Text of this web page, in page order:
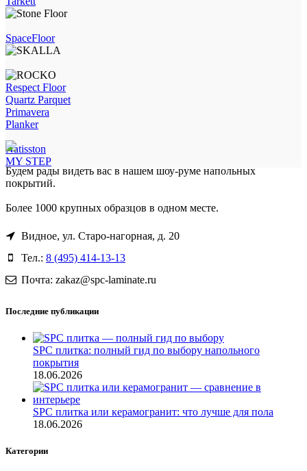
SpaceFloor
Respect Floor
Quartz Parquet
Primavera
Planker
Natisston
MY STEP
Будем рады видеть вас в нашем шоу-руме напольных
покрытий.
Более 1000 крупных образцов в одном месте.
Видное, ул. Старо-нагорная, д. 20
Тел.: 8 (495) 414-13-13
Почта: zakaz@spc-laminate.ru
Последние публикации
SPC плитка: полный гид по выбору напольного
покрытия
18.06.2026
SPC плитка или керамогранит: что лучше для пола
18.06.2026
Категории